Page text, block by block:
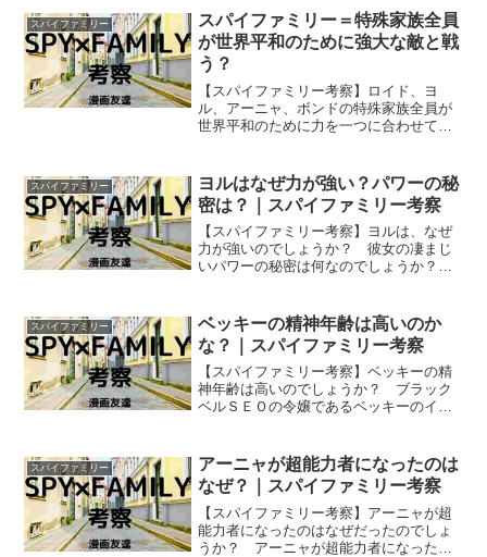
スパイファミリー
スパイファミリー＝特殊家族全員
が世界平和のために強大な敵と戦
う？
【スパイファミリー考察】ロイド、ヨ
ル、アーニャ、ボンドの特殊家族全員が
世界平和のために力を一つに合わせて強
は考えられないでしょうか？
スパイファミリー
ヨルはなぜ力が強い？パワーの秘
密は？｜スパイファミリー考察
【スパイファミリー考察】ヨルは、なぜ
力が強いのでしょうか？ 彼女の凄まじ
いパワーの秘密は何なのでしょうか？
て考えていきます。
スパイファミリー
ベッキーの精神年齢は高いのか
な？｜スパイファミリー考察
【スパイファミリー考察】ベッキーの精
神年齢は高いのでしょうか？ ブラック
ベルＳＥＯの令嬢であるベッキーのイー
年齢が高いのかどうかを考えます。
スパイファミリー
アーニャが超能力者になったのは
なぜ？｜スパイファミリー考察
【スパイファミリー考察】アーニャが超
能力者になったのはなぜだったのでしょ
うか？ アーニャが超能力者になった理